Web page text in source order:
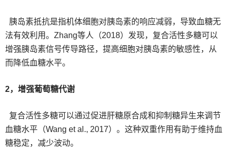
胰岛素抵抗是指机体细胞对胰岛素的响应减弱，导致血糖无
法有效利用。Zhang等人（2018）发现，复合活性多糖可以
增强胰岛素信号传导路径，提高细胞对胰岛素的敏感性，从
而降低血糖水平。
2，增强葡萄糖代谢
复合活性多糖可以通过促进肝糖原合成和抑制糖异生来调节
血糖水平（Wang et al., 2017）。这种双重作用有助于维持血
糖稳定，减少波动。